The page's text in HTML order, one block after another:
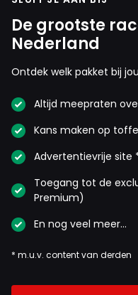
De grootste
Nederland
Ontdek welk pakket bij
Altijd meepraten
Kans maken op
Advertentievrije site
Toegang tot de
Premium)
En nog veel meer…
* m.u.v. content van derden